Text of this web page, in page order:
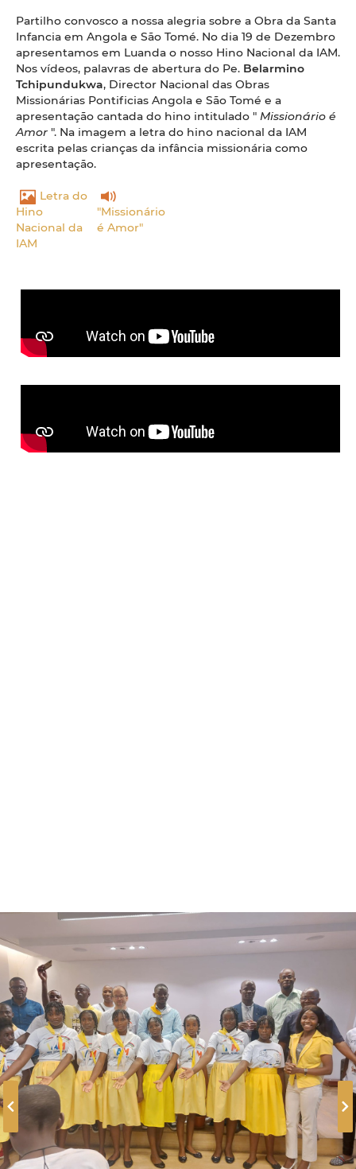
Partilho convosco a nossa alegria sobre a Obra da Santa
Infancia em Angola e São Tomé. No dia 19 de Dezembro
apresentamos em Luanda o nosso Hino Nacional da IAM.
Nos vídeos, palavras de abertura do Pe. Belarmino
Tchipundukwa, Director Nacional das Obras
Missionárias Pontificias Angola e São Tomé e a
apresentação cantada do hino intitulado " Missionário é
Amor ". Na imagem a letra do hino nacional da IAM
escrita pelas crianças da infância missionária como
apresentação.
Letra do
Hino
Nacional da
IAM
"Missionário
é Amor"